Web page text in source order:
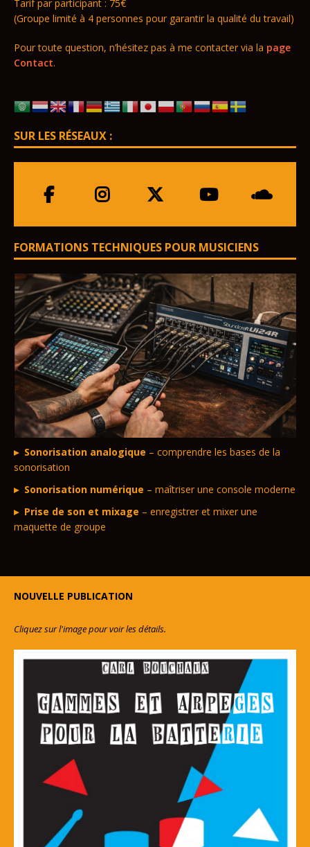
Tarif par participant : 75€
(Groupe limité à 4 personnes pour garantir la qualité du travail)
Pour toute question, n’hésitez pas à me contacter via la page
Contact.
SUR LES RÉSEAUX :
FORMATIONS TECHNIQUES POUR MUSICIENS
Sonorisation analogique – comprendre les bases de la
sonorisation
Sonorisation numérique – maîtriser une console moderne
Prise de son et mixage – enregistrer et mixer une
maquette de groupe
NOUVELLE PUBLICATION
Cliquez sur l'image pour voir les détails.